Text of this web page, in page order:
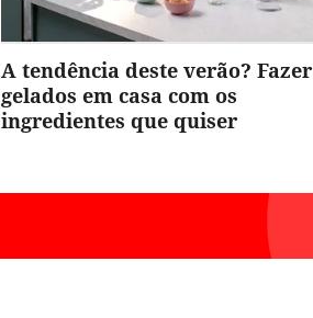
A tendência deste verão? Fazer
gelados em casa com os
ingredientes que quiser